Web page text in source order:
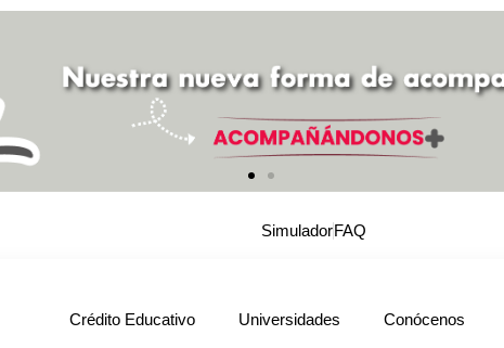
SimuladorFAQ
Crédito Educativo Universidades Conócenos